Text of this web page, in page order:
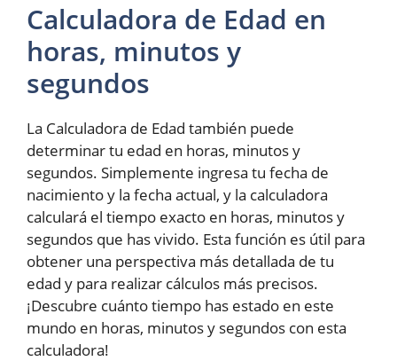
Calculadora de Edad en
horas, minutos y
segundos
La Calculadora de Edad también puede
determinar tu edad en horas, minutos y
segundos. Simplemente ingresa tu fecha de
nacimiento y la fecha actual, y la calculadora
calculará el tiempo exacto en horas, minutos y
segundos que has vivido. Esta función es útil para
obtener una perspectiva más detallada de tu
edad y para realizar cálculos más precisos.
¡Descubre cuánto tiempo has estado en este
mundo en horas, minutos y segundos con esta
calculadora!